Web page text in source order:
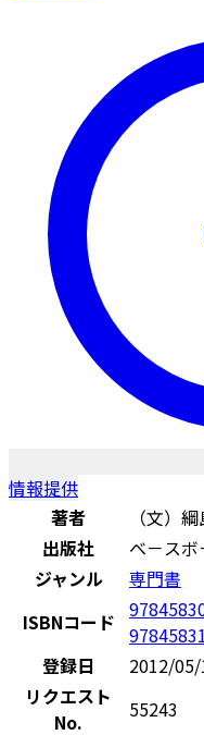
情報提供
著者
（文）
出版社
ベ－ス
ジャンル
専門書
ISBNコード
登録日
2012/
リクエスト
No.
55243